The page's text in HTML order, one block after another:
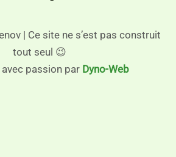
| Ce site ne s’est pas construit
tout seul 😉
passion par Dyno-Web